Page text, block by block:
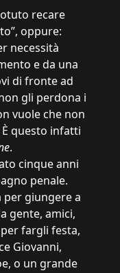
recare
oppure:
necessità
e da una
di fronte ad
gli perdona i
vuole che non
questo infatti
.
cinque anni
penale.
per giungere a
gente, amici,
fargli festa,
Giovanni,
o un grande